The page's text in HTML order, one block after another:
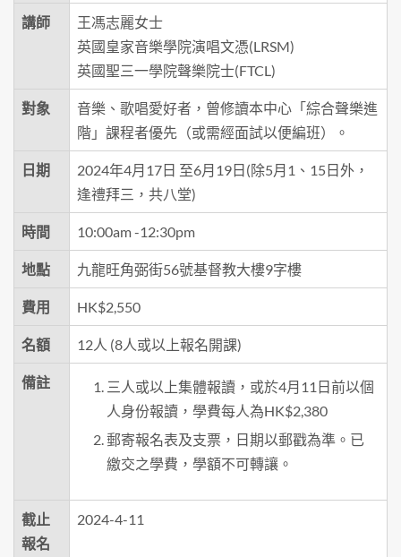
講師
王馮志麗女士
英國皇家音樂學院演唱文憑(LRSM)
英國聖三一學院聲樂院士(FTCL)
對象
音樂、歌唱愛好者，曾修讀本中心「綜合聲樂進
階」課程者優先（或需經面試以便編班）。
日期
2024年4月17日 至6月19日(除5月1、15日外，
逢禮拜三，共八堂)
時間 10:00am -12:30pm
地點 九龍旺角弼街56號基督教大樓9字樓
費用 HK$2,550
名額 12人 (8人或以上報名開課)
備註
三人或以上集體報讀，或於4月11日前以個
人身份報讀，學費每人為HK$2,380
郵寄報名表及支票，日期以郵戳為準。已
繳交之學費，學額不可轉讓。
截止
報名
2024-4-11